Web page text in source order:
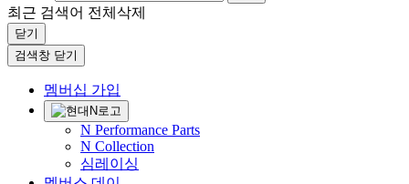
최근 검색어 전체삭제
닫기
검색창 닫기
멤버십 가입
N Performance Parts
N Collection
심레이싱